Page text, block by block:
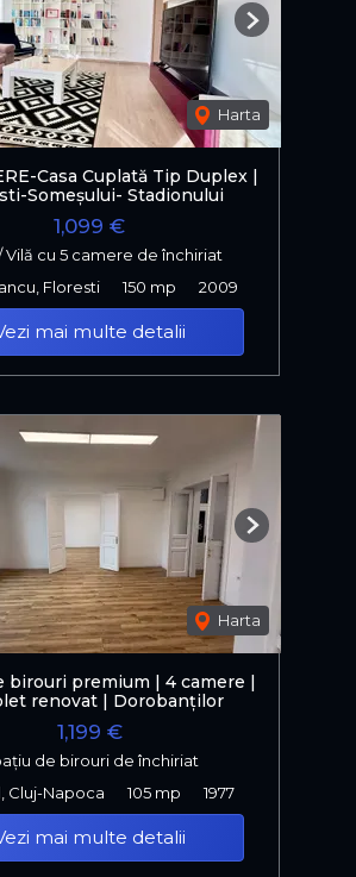
Harta
Next
Casa Cuplată Tip Duplex |
Someșului- Stadionului
1,099 €
Vilă cu 5 camere de închiriat
Floresti
150 mp 2009
mai multe detalii
Harta
Next
birouri premium | 4 camere |
renovat | Dorobanților
1,199 €
de birouri de închiriat
Cluj-Napoca
105 mp 1977
mai multe detalii